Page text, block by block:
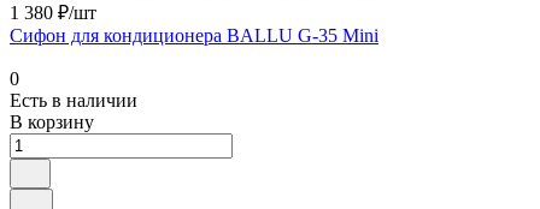
1 380 ₽/шт
Сифон для кондиционера BALLU G-35 Mini
0
Есть в наличии
В корзину